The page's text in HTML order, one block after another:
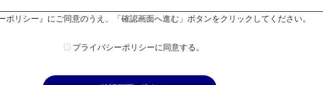
ポリシー』にご同意のうえ、「確認画面へ進む」ボタンをクリックしてください。
プライバシーポリシーに同意する。